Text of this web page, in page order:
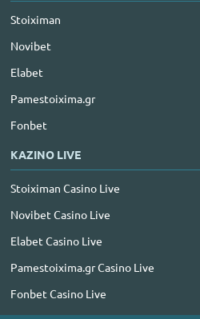
Stoiximan
Novibet
Elabet
Pamestoixima.gr
Fonbet
ΚΑΖΙΝΟ LIVE
Stoiximan Casino Live
Novibet Casino Live
Elabet Casino Live
Pamestoixima.gr Casino Live
Fonbet Casino Live